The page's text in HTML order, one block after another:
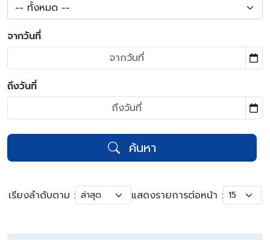
-- ทั้งหมด --
จากวันที่
ถึงวันที่
ค้นหา
เรียงลำดับตาม : แสดงรายการต่อหน้า :